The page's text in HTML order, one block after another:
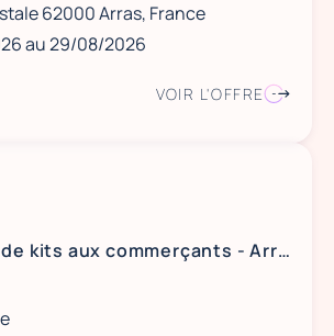
62000 Arras, France
au 29/08/2026
VOIR L'OFFRE
Distribution de kits aux commerçants - Arras